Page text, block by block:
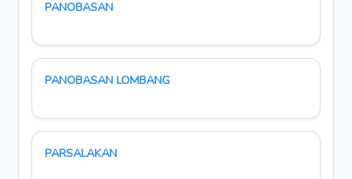
PANOBASAN
PANOBASAN LOMBANG
PARSALAKAN